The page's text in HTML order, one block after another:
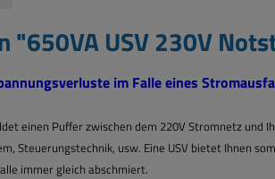
"650VA USV 230V
im Falle eines
einen Puffer zwischen dem 220V Stromnetz und
Steuerungstechnik, usw. Eine USV bietet Ihnen
immer gleich abschmiert.